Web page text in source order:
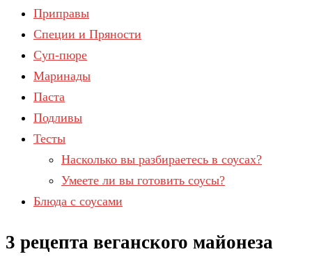
Приправы
Специи и Пряности
Суп-пюре
Маринады
Паста
Подливы
Тесты
Насколько вы разбираетесь в соусах?
Умеете ли вы готовить соусы?
Блюда с соусами
3 рецепта веганского майонеза